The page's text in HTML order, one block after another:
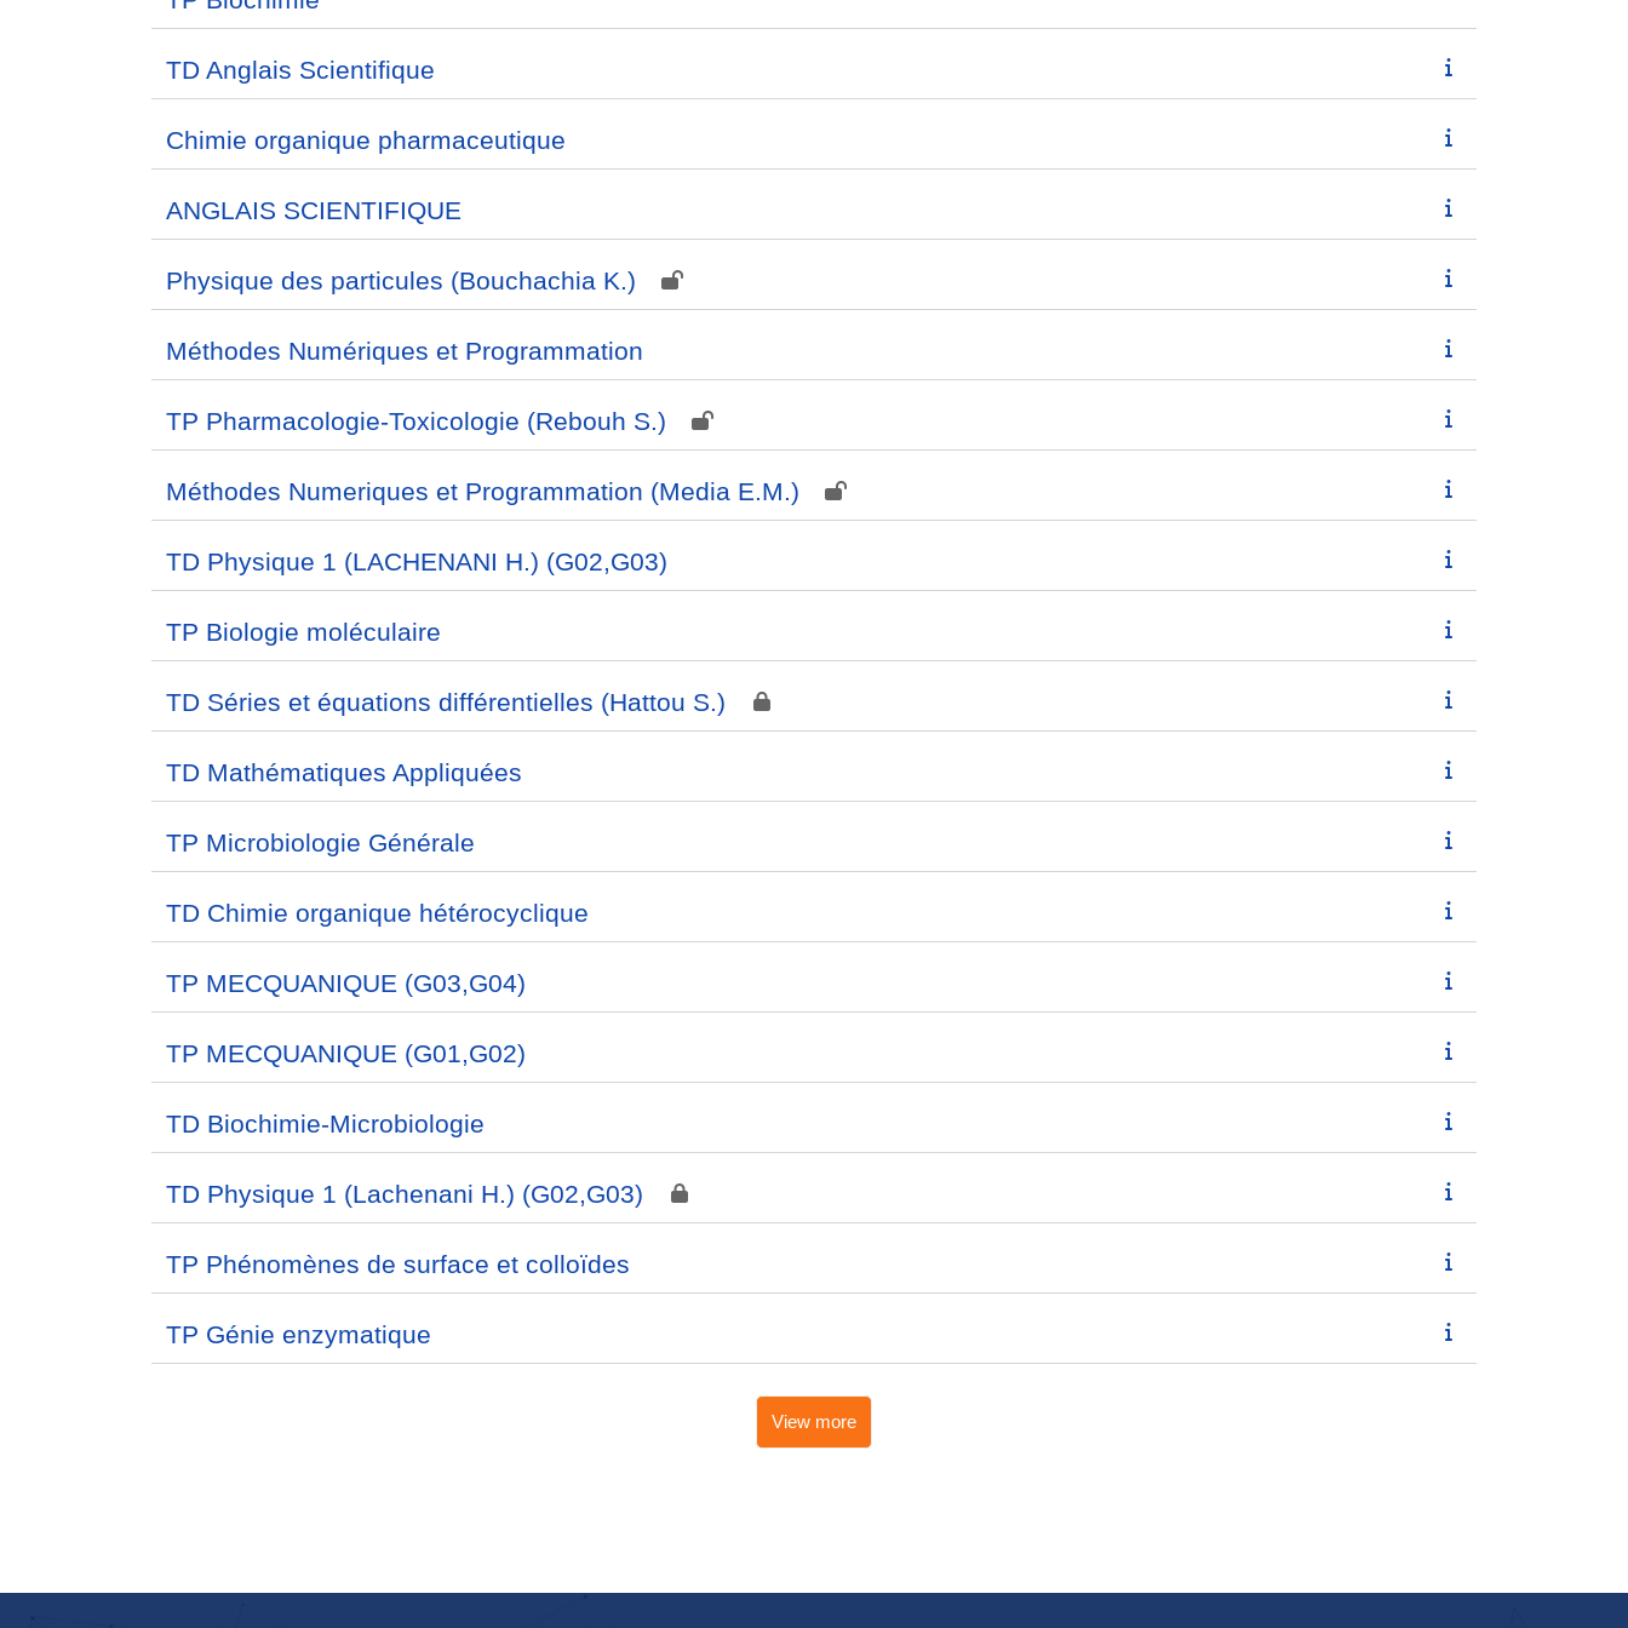
TD Anglais Scientifique
Chimie organique pharmaceutique
ANGLAIS SCIENTIFIQUE
Physique des particules (Bouchachia K.)
Méthodes Numériques et Programmation
TP Pharmacologie-Toxicologie (Rebouh S.)
Méthodes Numeriques et Programmation (Media E.M.)
TD Physique 1 (LACHENANI H.) (G02,G03)
TP Biologie moléculaire
TD Séries et équations différentielles (Hattou S.)
TD Mathématiques Appliquées
TP Microbiologie Générale
TD Chimie organique hétérocyclique
TP MECQUANIQUE (G03,G04)
TP MECQUANIQUE (G01,G02)
TD Biochimie-Microbiologie
TD Physique 1 (Lachenani H.) (G02,G03)
TP Phénomènes de surface et colloïdes
TP Génie enzymatique
View more